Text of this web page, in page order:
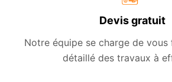
Devis gratuit
Notre équipe se charge de
détaillé des travaux à